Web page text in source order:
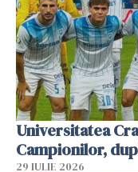
Universitatea
Campionilor,
29 IULIE 2026